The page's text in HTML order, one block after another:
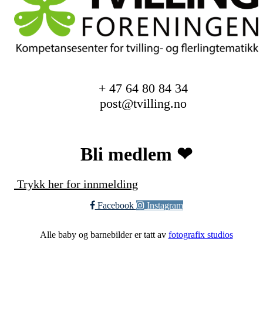
+ 47 64 80 84 34
post@tvilling.no
Bli medlem ❤︎
Trykk her for innmelding
Facebook Instagram
Alle baby og barnebilder er tatt av fotografix studios